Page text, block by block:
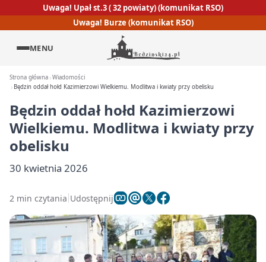
Uwaga! Upał st.3 ( 32 powiaty) (komunikat RSO)
Uwaga! Burze (komunikat RSO)
MENU
Strona główna Wiadomości
Będzin oddał hołd Kazimierzowi Wielkiemu. Modlitwa i kwiaty przy obelisku
Będzin oddał hołd Kazimierzowi
Wielkiemu. Modlitwa i kwiaty przy
obelisku
30 kwietnia 2026
2 min czytania Udostępnij